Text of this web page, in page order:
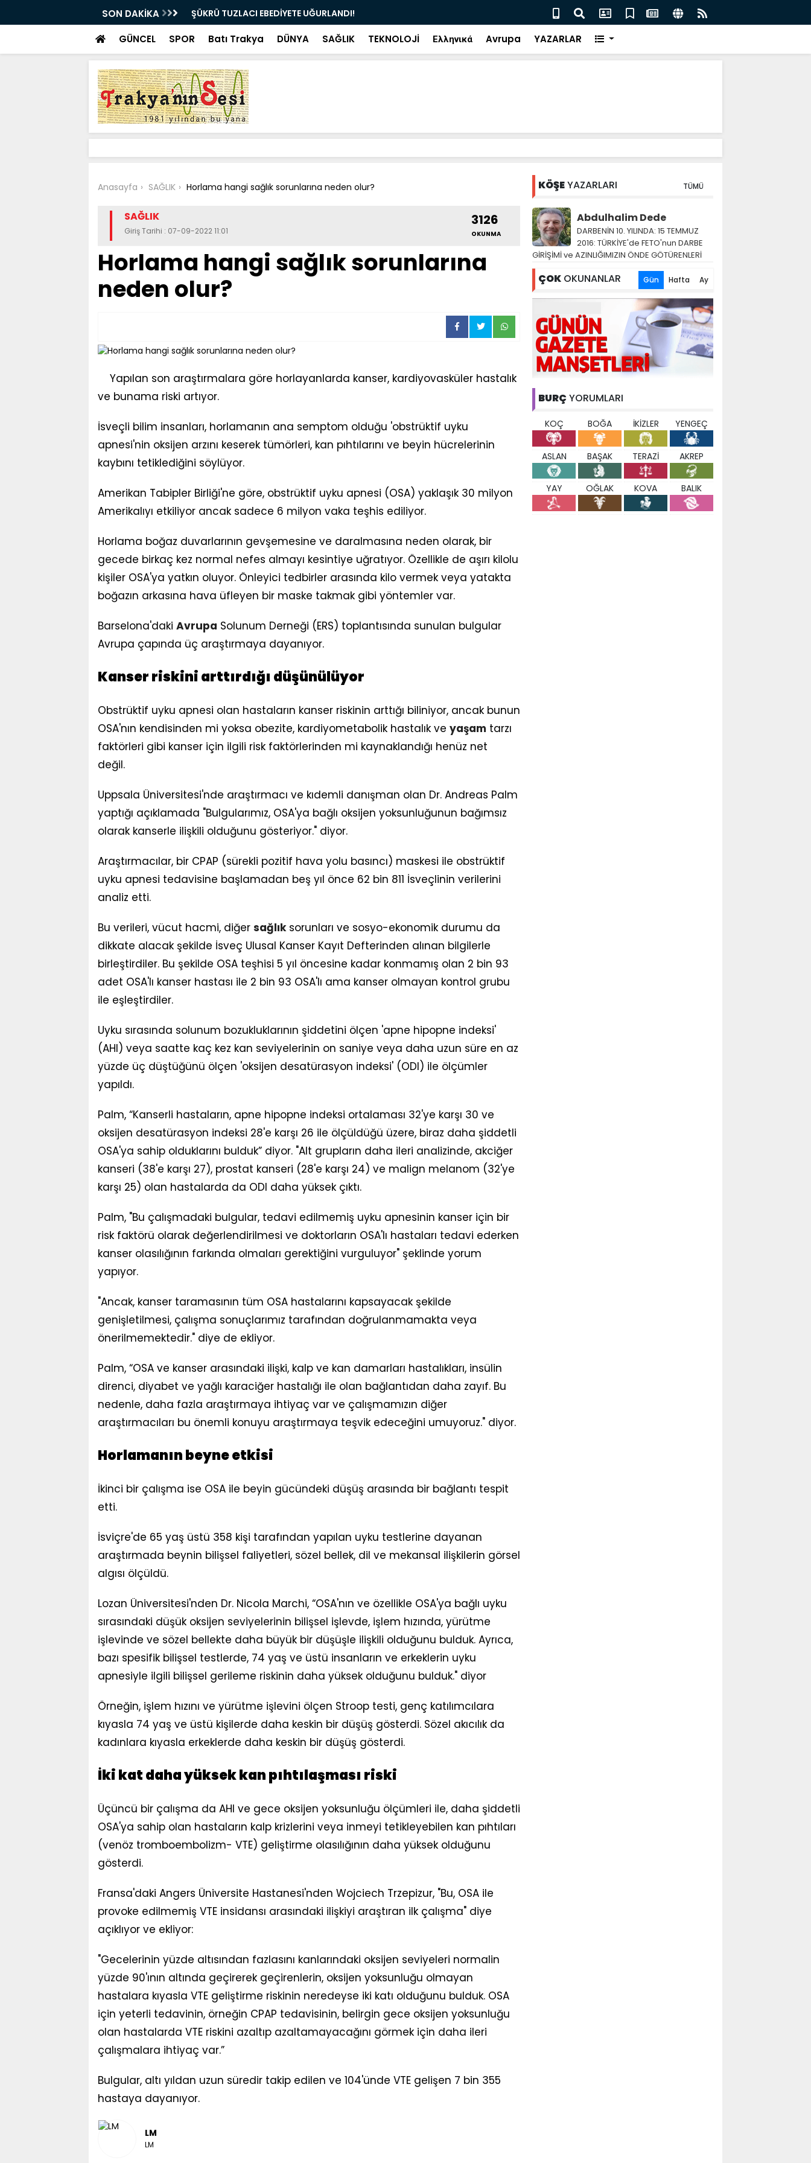
SON DAKİKA
Bir milyon euro ikramiye çıkan ve çöpe atılan bilet iki gün sonra
bulundu
Salah transferi için İngiliz medyası ne diyor?
GÜNCEL SPOR Batı Trakya DÜNYA SAĞLIK TEKNOLOJİ Ελληνικά Avrupa YAZARLAR
Anasayfa SAĞLIK Horlama hangi sağlık sorunlarına neden olur?
SAĞLIK
Giriş Tarihi : 07-09-2022 11:01
3126
OKUNMA
Horlama hangi sağlık sorunlarına
neden olur?
Yapılan son araştırmalara göre horlayanlarda kanser, kardiyovasküler hastalık
ve bunama riski artıyor.
İsveçli bilim insanları, horlamanın ana semptom olduğu 'obstrüktif uyku
apnesi'nin oksijen arzını keserek tümörleri, kan pıhtılarını ve beyin hücrelerinin
kaybını tetiklediğini söylüyor.
Amerikan Tabipler Birliği'ne göre, obstrüktif uyku apnesi (OSA) yaklaşık 30 milyon
Amerikalıyı etkiliyor ancak sadece 6 milyon vaka teşhis ediliyor.
Horlama boğaz duvarlarının gevşemesine ve daralmasına neden olarak, bir
gecede birkaç kez normal nefes almayı kesintiye uğratıyor. Özellikle de aşırı kilolu
kişiler OSA'ya yatkın oluyor. Önleyici tedbirler arasında kilo vermek veya yatakta
boğazın arkasına hava üfleyen bir maske takmak gibi yöntemler var.
Barselona'daki Avrupa Solunum Derneği (ERS) toplantısında sunulan bulgular
Avrupa çapında üç araştırmaya dayanıyor.
Kanser riskini arttırdığı düşünülüyor
Obstrüktif uyku apnesi olan hastaların kanser riskinin arttığı biliniyor, ancak bunun
OSA'nın kendisinden mi yoksa obezite, kardiyometabolik hastalık ve yaşam tarzı
faktörleri gibi kanser için ilgili risk faktörlerinden mi kaynaklandığı henüz net
değil.
Uppsala Üniversitesi'nde araştırmacı ve kıdemli danışman olan Dr. Andreas Palm
yaptığı açıklamada "Bulgularımız, OSA'ya bağlı oksijen yoksunluğunun bağımsız
olarak kanserle ilişkili olduğunu gösteriyor." diyor.
Araştırmacılar, bir CPAP (sürekli pozitif hava yolu basıncı) maskesi ile obstrüktif
uyku apnesi tedavisine başlamadan beş yıl önce 62 bin 811 İsveçlinin verilerini
analiz etti.
Bu verileri, vücut hacmi, diğer sağlıksorunları ve sosyo-ekonomik durumu da
dikkate alacak şekilde İsveç Ulusal Kanser Kayıt Defterinden alınan bilgilerle
birleştirdiler. Bu şekilde OSA teşhisi 5 yıl öncesine kadar konmamış olan 2 bin 93
adet OSA'lı kanser hastası ile 2 bin 93 OSA'lı ama kanser olmayan kontrol grubu
ile eşleştirdiler.
Uyku sırasında solunum bozukluklarının şiddetini ölçen 'apne hipopne indeksi'
(AHI) veya saatte kaç kez kan seviyelerinin on saniye veya daha uzun süre en az
yüzde üç düştüğünü ölçen 'oksijen desatürasyon indeksi' (ODI) ile ölçümler
yapıldı.
Palm, “Kanserli hastaların, apne hipopne indeksi ortalaması 32'ye karşı 30 ve
oksijen desatürasyon indeksi 28'e karşı 26 ile ölçüldüğü üzere, biraz daha şiddetli
OSA'ya sahip olduklarını bulduk” diyor. "Alt grupların daha ileri analizinde, akciğer
kanseri (38'e karşı 27), prostat kanseri (28'e karşı 24) ve malign melanom (32'ye
karşı 25) olan hastalarda da ODI daha yüksek çıktı.
Palm, "Bu çalışmadaki bulgular, tedavi edilmemiş uyku apnesinin kanser için bir
risk faktörü olarak değerlendirilmesi ve doktorların OSA'lı hastaları tedavi ederken
kanser olasılığının farkında olmaları gerektiğini vurguluyor" şeklinde yorum
yapıyor.
"Ancak, kanser taramasının tüm OSA hastalarını kapsayacak şekilde
genişletilmesi, çalışma sonuçlarımız tarafından doğrulanmamakta veya
önerilmemektedir." diye de ekliyor.
Palm, “OSA ve kanser arasındaki ilişki, kalp ve kan damarları hastalıkları, insülin
direnci, diyabet ve yağlı karaciğer hastalığı ile olan bağlantıdan daha zayıf. Bu
nedenle, daha fazla araştırmaya ihtiyaç var ve çalışmamızın diğer
araştırmacıları bu önemli konuyu araştırmaya teşvik edeceğini umuyoruz." diyor.
Horlamanın beyne etkisi
İkinci bir çalışma ise OSA ile beyin gücündeki düşüş arasında bir bağlantı tespit
etti.
İsviçre'de 65 yaş üstü 358 kişi tarafından yapılan uyku testlerine dayanan
araştırmada beynin bilişsel faliyetleri, sözel bellek, dil ve mekansal ilişkilerin görsel
algısı ölçüldü.
Lozan Üniversitesi'nden Dr. Nicola Marchi, “OSA'nın ve özellikle OSA'ya bağlı uyku
sırasındaki düşük oksijen seviyelerinin bilişsel işlevde, işlem hızında, yürütme
işlevinde ve sözel bellekte daha büyük bir düşüşle ilişkili olduğunu bulduk. Ayrıca,
bazı spesifik bilişsel testlerde, 74 yaş ve üstü insanların ve erkeklerin uyku
apnesiyle ilgili bilişsel gerileme riskinin daha yüksek olduğunu bulduk." diyor
Örneğin, işlem hızını ve yürütme işlevini ölçen Stroop testi, genç katılımcılara
kıyasla 74 yaş ve üstü kişilerde daha keskin bir düşüş gösterdi. Sözel akıcılık da
kadınlara kıyasla erkeklerde daha keskin bir düşüş gösterdi.
İki kat daha yüksek kan pıhtılaşması riski
Üçüncü bir çalışma da AHI ve gece oksijen yoksunluğu ölçümleri ile, daha şiddetli
OSA'ya sahip olan hastaların kalp krizlerini veya inmeyi tetikleyebilen kan pıhtıları
(venöz tromboembolizm- VTE) geliştirme olasılığının daha yüksek olduğunu
gösterdi.
Fransa'daki Angers Üniversite Hastanesi'nden Wojciech Trzepizur, "Bu, OSA ile
provoke edilmemiş VTE insidansı arasındaki ilişkiyi araştıran ilk çalışma" diye
açıklıyor ve ekliyor:
"Gecelerinin yüzde altısından fazlasını kanlarındaki oksijen seviyeleri normalin
yüzde 90'ının altında geçirerek geçirenlerin, oksijen yoksunluğu olmayan
hastalara kıyasla VTE geliştirme riskinin neredeyse iki katı olduğunu bulduk. OSA
için yeterli tedavinin, örneğin CPAP tedavisinin, belirgin gece oksijen yoksunluğu
olan hastalarda VTE riskini azaltıp azaltamayacağını görmek için daha ileri
çalışmalara ihtiyaç var.”
Bulgular, altı yıldan uzun süredir takip edilen ve 104'ünde VTE gelişen 7 bin 355
hastaya dayanıyor.
LM
LM
KÖŞEYAZARLARI TÜMÜ
Abdulhalim Dede
DARBENİN 10. YILINDA: 15 TEMMUZ
2016: TÜRKİYE'de FETO'nun DARBE
GİRİŞİMİ ve AZINLIĞIMIZIN ÖNDE GÖTÜRENLERİ
ÇOK OKUNANLAR Gün Hafta Ay
BURÇ YORUMLARI
KOÇ BOĞA İKİZLER YENGEÇ
ASLAN BAŞAK TERAZİ AKREP
YAY OĞLAK KOVA BALIK